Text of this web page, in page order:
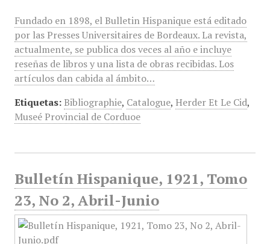
Fundado en 1898, el Bulletin Hispanique está editado
por las Presses Universitaires de Bordeaux. La revista,
actualmente, se publica dos veces al año e incluye
reseñas de libros y una lista de obras recibidas. Los
artículos dan cabida al ámbito…
Etiquetas: Bibliographie, Catalogue, Herder Et Le Cid,
Museé Provincial de Corduoe
Bulletín Hispanique, 1921, Tomo
23, No 2, Abril-Junio